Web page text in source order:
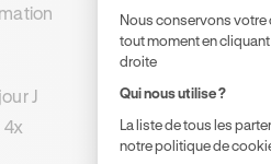
J
Accès
en ligne
Possibilité
sans frais !
Nous conservons votre
tout moment en
droite
Qui nous utilise ?
La liste de tous les
notre politique de